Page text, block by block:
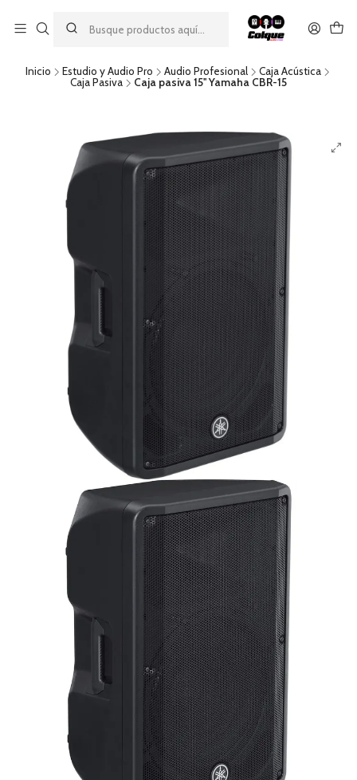
descuento por pago con transferencia bancaria
por una compra mínima de $49.990. Este descuento no es
acumulable a otras promociones ni aplicable a gastos de envío.
Inicio Estudio y Audio Pro Audio Profesional
Caja Acústica
Caja Pasiva
Caja pasiva 15'' Yamaha CBR-15